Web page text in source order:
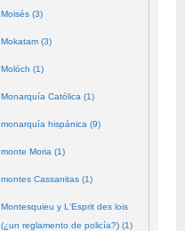
Moisés (3)
Mokatam (3)
Molóch (1)
Monarquía Católica (1)
monarquía hispánica (9)
monte Moria (1)
montes Cassanitas (1)
Montesquieu y L'Esprit des lois
(¿un reglamento de policía?) (1)